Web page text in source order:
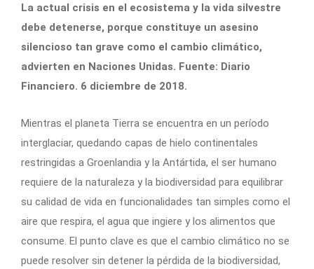
La actual crisis en el ecosistema y la vida silvestre
debe detenerse, porque constituye un asesino
silencioso tan grave como el cambio climático,
advierten en Naciones Unidas. Fuente: Diario
Financiero. 6 diciembre de 2018.
Mientras el planeta Tierra se encuentra en un período
interglaciar, quedando capas de hielo continentales
restringidas a Groenlandia y la Antártida, el ser humano
requiere de la naturaleza y la biodiversidad para equilibrar
su calidad de vida en funcionalidades tan simples como el
aire que respira, el agua que ingiere y los alimentos que
consume. El punto clave es que el cambio climático no se
puede resolver sin detener la pérdida de la biodiversidad,